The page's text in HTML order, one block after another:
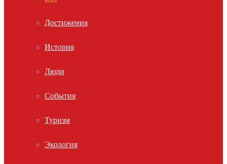
Достижения
История
Люди
События
Туризм
Экология